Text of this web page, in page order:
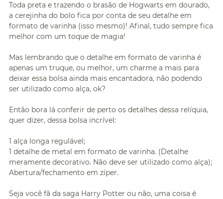
Toda preta e trazendo o brasão de Hogwarts em dourado,
a cerejinha do bolo fica por conta de seu detalhe em
formato de varinha (isso mesmo)! Afinal, tudo sempre fica
melhor com um toque de magia!
Mas lembrando que o detalhe em formato de varinha é
apenas um truque, ou melhor, um charme a mais para
deixar essa bolsa ainda mais encantadora, não podendo
ser utilizado como alça, ok?
Então bora lá conferir de perto os detalhes dessa relíquia,
quer dizer, dessa bolsa incrível:
1 alça longa regulável;
1 detalhe de metal em formato de varinha. (Detalhe
meramente decorativo. Não deve ser utilizado como alça);
Abertura/fechamento em zíper.
Seja você fã da saga Harry Potter ou não, uma coisa é